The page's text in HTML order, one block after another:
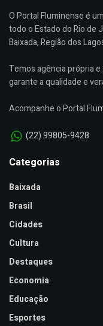
O Portal Fluminense é
todo o Estado do Rio de
Baixada, Região dos
Temos agência própria
garante a qualidade e
Acompanhe o Portal
(22) 99805-9428
Categorias
Baixada
Brasil
Cidades
Cultura
Destaques
Economia
Educação
Esportes